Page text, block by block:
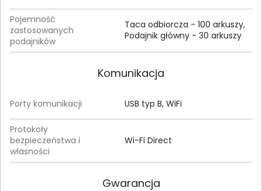
Pojemność
zastosowanych
podajników
Taca odbiorcza - 100 arkuszy,
Podajnik główny - 30 arkuszy
Komunikacja
Porty komunikacji USB typ B, WiFi
Protokoły
bezpieczeństwa i
własności
Wi-Fi Direct
Gwarancja